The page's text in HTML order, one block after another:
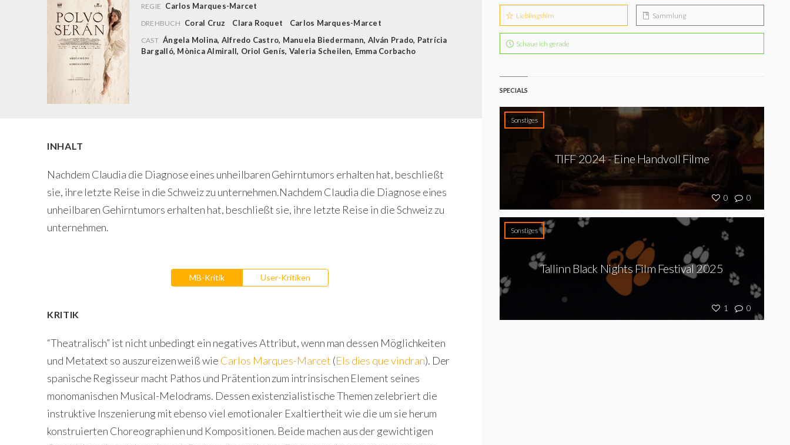
REGIE Carlos Marques-Marcet
DREHBUCH Coral Cruz Clara Roquet Carlos Marques-Marcet
CAST Ángela Molina, Alfredo Castro, Manuela Biedermann, Alván Prado, Patrícia
Bargalló, Mònica Almirall, Oriol Genís, Valeria Scheilen, Emma Corbacho
INHALT
Nachdem Claudia die Diagnose eines unheilbaren Gehirntumors erhalten hat, beschließt
sie, ihre letzte Reise in die Schweiz zu unternehmen.Nachdem Claudia die Diagnose eines
unheilbaren Gehirntumors erhalten hat, beschließt sie, ihre letzte Reise in die Schweiz zu
unternehmen.
MB-Kritik User-Kritiken
KRITIK
“Theatralisch” ist nicht unbedingt ein negatives Attribut, wenn man dessen Möglichkeiten
und Metatext so auszureizen weiß wie Carlos Marques-Marcet (Els dies que vindran). Der
spanische Regisseur macht Pathos und Prätention zum intrinsischen Element seines
monomanischen Musical-Melodrams. Dessen existenzialistische Themen zelebriert die
instruktive Inszenierung mit ebenso viel emotionaler Exaltiertheit wie die um sie herum
konstruierten Choreographien und Kompositionen. Beide machen aus der gewichtigen
Lieblingsfilm Sammlung
Schaue ich gerade
SPECIALS
Sonstiges
0 0
TIFF 2024 - Eine Handvoll Filme
Sonstiges
1 0
Tallinn Black Nights Film Festival 2025